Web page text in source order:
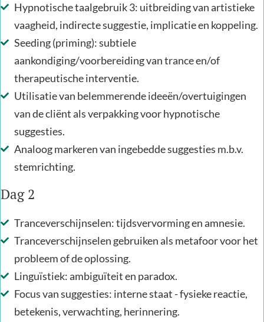
Hypnotische taalgebruik 3: uitbreiding van artistieke
vaagheid, indirecte suggestie, implicatie en koppeling.
Seeding (priming): subtiele
aankondiging/voorbereiding van trance en/of
therapeutische interventie.
Utilisatie van belemmerende ideeën/overtuigingen
van de cliënt als verpakking voor hypnotische
suggesties.
Analoog markeren van ingebedde suggesties m.b.v.
stemrichting.
Dag 2
Tranceverschijnselen: tijdsvervorming en amnesie.
Tranceverschijnselen gebruiken als metafoor voor het
probleem of de oplossing.
Linguïstiek: ambiguïteit en paradox.
Focus van suggesties: interne staat - fysieke reactie,
betekenis, verwachting, herinnering.